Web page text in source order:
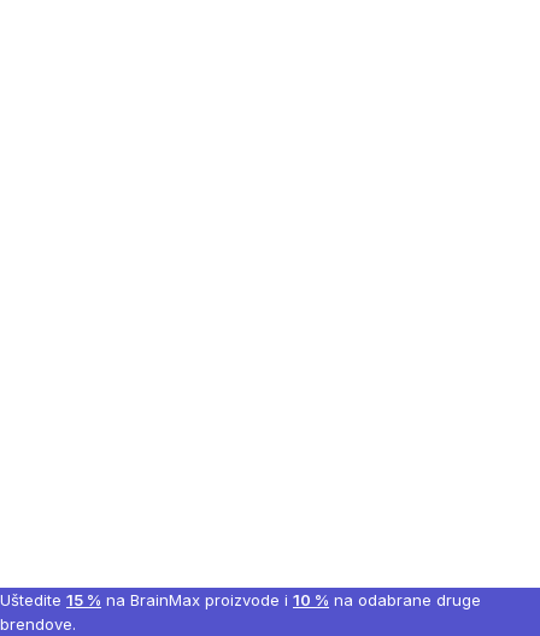
Uštedite 15 % na BrainMax proizvode i 10 % na odabrane druge
brendove.